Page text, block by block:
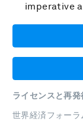
imperative
ライセンスと再発
世界経済フォーラ